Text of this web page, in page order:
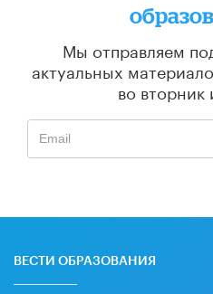
Мы отправляем
актуальных
во вторник
ВЕСТИ ОБРАЗОВАНИЯ